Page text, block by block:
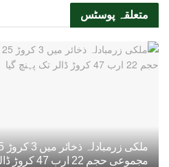
متعلقہ پوسٹس
مجموعی حجم 22 ارب 47 کروڑ ڈالر تک پہنچ گیا